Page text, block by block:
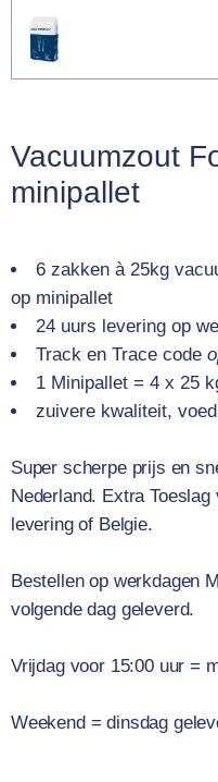
Vacuumzout
minipallet
6 zakken à 25kg
op minipallet
24 uurs levering op
Track en Trace code
1 Minipallet = 4 x 25
zuivere kwaliteit,
Super scherpe prijs en
Nederland. Extra Toeslag
levering of Belgie.
Bestellen op werkdagen
volgende dag geleverd.
Vrijdag voor 15:00 uur =
Weekend = dinsdag